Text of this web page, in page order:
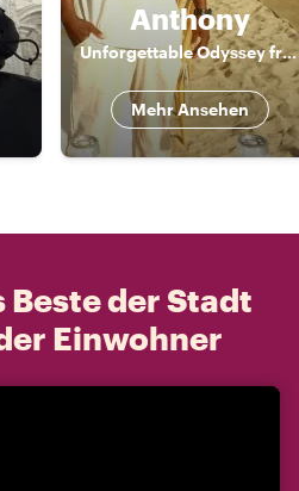
Anthony
Unforgettable Odyssey from a third perspective. Unforgettable.
Mehr Ansehen
Beste der Stadt
Einwohner